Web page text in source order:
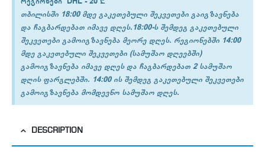
თბილისში 18:00 მდე გაკეთებული შეკვეთები გაიგზავნება
და ჩაგბარდებათ იმავე დღეს.18:00-ს შემდეგ გაკეთებული
შეკვეთები გამოიგზავნება მეორე დღეს. რეგიონებში 14:00
მდე გაკეთებული შეკვეთები (სამუშაო დღეებში)
გამოიგზავნება იმავე დღეს და ჩაგბარდებათ 2 სამუშაო
დღის ფარგლებში. 14:00 ის შემდეგ გაკეთებული შეკვეთები
გამოიგზავნება მომდევნო სამუშაო დღეს.
DESCRIPTION